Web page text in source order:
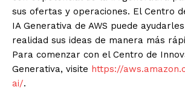
sus ofertas y operaciones. El Centro
IA Generativa de AWS puede
realidad sus ideas de manera más
Para comenzar con el Centro de
Generativa, visite https://aws
ai/.